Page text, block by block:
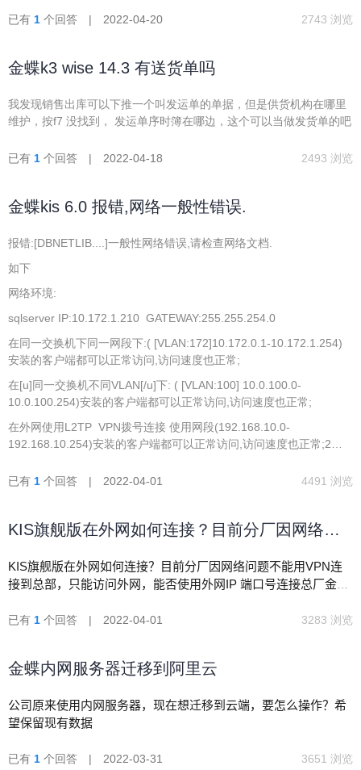
已有 1 个回答 | 2022-04-20 2743 浏览
金蝶k3 wise 14.3 有送货单吗
我发现销售出库可以下推一个叫发运单的单据，但是供货机构在哪里
维护，按f7 没找到， 发运单序时簿在哪边，这个可以当做发货单的吧
已有 1 个回答 | 2022-04-18 2493 浏览
金蝶kis 6.0 报错,网络一般性错误.
报错:[DBNETLIB....]一般性网络错误,请检查网络文档.
如下
网络环境:
sqlserver IP:10.172.1.210 GATEWAY:255.255.254.0
在同一交换机下同一网段下:( [VLAN:172]10.172.0.1-10.172.1.254)
安装的客户端都可以正常访问,访问速度也正常;
在[u]同一交换机不同VLAN[/u]下: ( [VLAN:100] 10.0.100.0-
10.0.100.254)安装的客户端都可以正常访问,访问速度也正常;
在外网使用L2TP VPN拨号连接 使用网段(192.168.10.0-
192.168.10.254)安装的客户端都可以正常访问,访问速度也正常;2台
192.168.5.254 网络可以互通,但客户端登录时报错,部分客户端成功登
正常使用!)
已有 1 个回答 | 2022-04-01 4491 浏览
KIS旗舰版在外网如何连接？目前分厂因网络问
使用外网IP 端口号连接总厂金蝶？
KIS旗舰版在外网如何连接？目前分厂因网络问题不能用VPN连
接到总部，只能访问外网，能否使用外网IP 端口号连接总厂金
已有 1 个回答 | 2022-04-01 3283 浏览
金蝶内网服务器迁移到阿里云
公司原来使用内网服务器，现在想迁移到云端，要怎么操作？希
望保留现有数据
已有 1 个回答 | 2022-03-31 3651 浏览